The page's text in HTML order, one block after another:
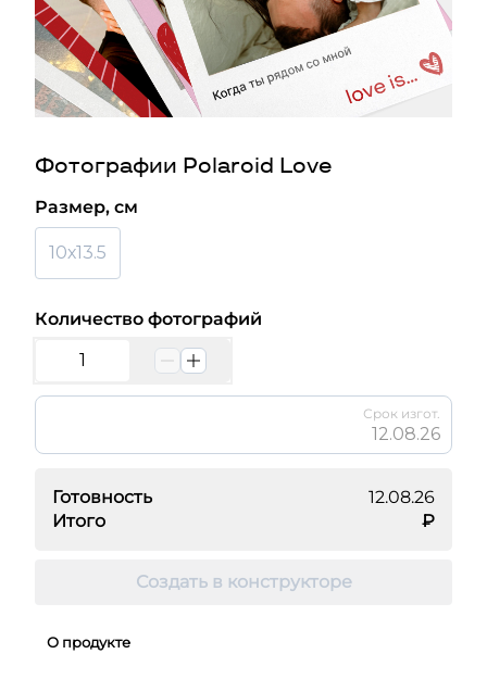
Фотографии Polaroid Love
Количество фотографий
Срок изгот.
12.08.26
Размер, см
10х13.5
Готовность
12.08.26
Итого
₽
Создать в конструкторе
О продукте